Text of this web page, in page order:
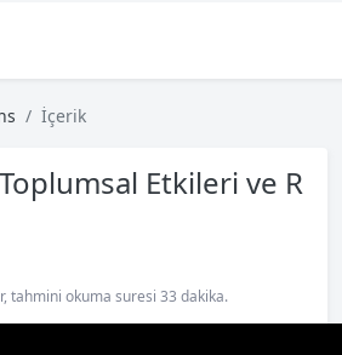
İçerik
Etkileri ve R
tahmini okuma suresi 33 dakika.